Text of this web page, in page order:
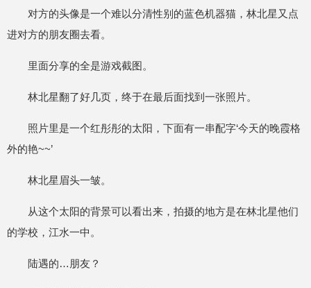
对方的头像是一个难以分清性别的蓝色机器猫，林北星又点
进对方的朋友圈去看。
里面分享的全是游戏截图。
林北星翻了好几页，终于在最后面找到一张照片。
照片里是一个红彤彤的太阳，下面有一串配字‘今天的晚霞格
外的艳~~’
林北星眉头一皱。
从这个太阳的背景可以看出来，拍摄的地方是在林北星他们
的学校，江水一中。
陆遇的…朋友？